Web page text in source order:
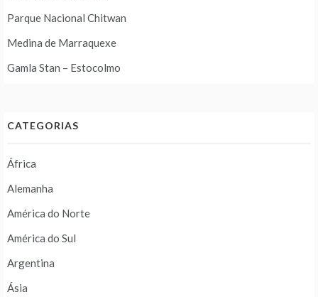
Parque Nacional Chitwan
Medina de Marraquexe
Gamla Stan – Estocolmo
CATEGORIAS
África
Alemanha
América do Norte
América do Sul
Argentina
Ásia